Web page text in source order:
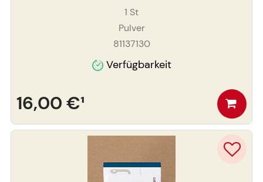
1 St
Pulver
81137130
Verfügbarkeit
16,00 €¹